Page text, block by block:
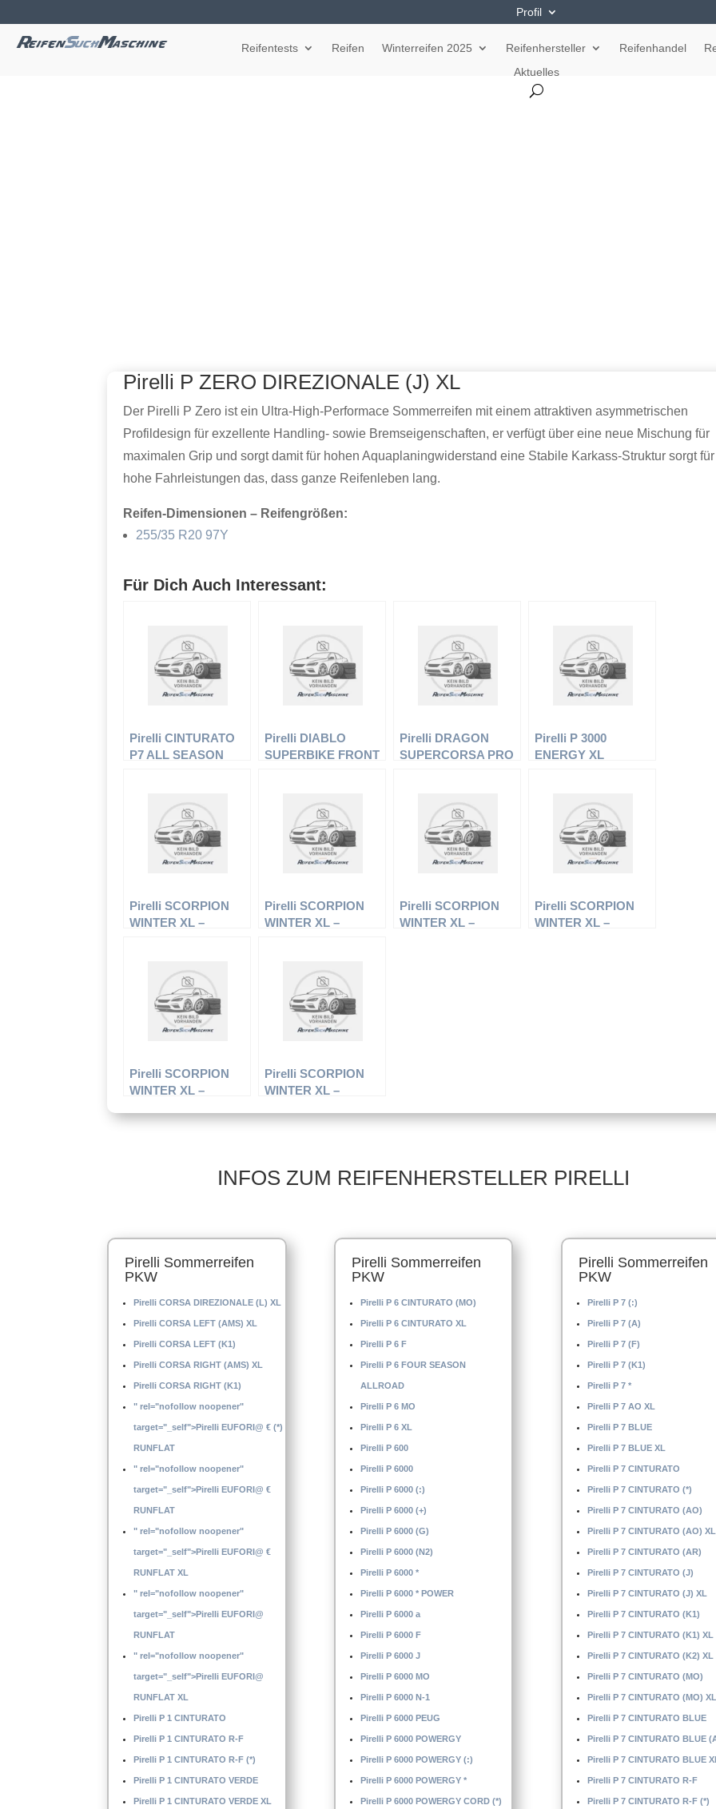
Profil
Reifentests Reifen Winterreifen 2025 Reifenhersteller Reifenhandel
Aktuelles
Pirelli P ZERO DIREZIONALE (J) XL
Der Pirelli P Zero ist ein Ultra-High-Performace Sommerreifen mit einem attraktiven asymmetrischen
Profildesign für exzellente Handling- sowie Bremseigenschaften, er verfügt über eine neue Mischung für
maximalen Grip und sorgt damit für hohen Aquaplaningwiderstand eine Stabile Karkass-Struktur sorgt für
hohe Fahrleistungen das, dass ganze Reifenleben lang.
Reifen-Dimensionen – Reifengrößen:
255/35 R20 97Y
Für Dich Auch Interessant:
Pirelli CINTURATO
P7 ALL SEASON
Pirelli DIABLO
SUPERBIKE FRONT
Pirelli DRAGON
SUPERCORSA PRO
Pirelli P 3000
ENERGY XL
Pirelli SCORPION
WINTER XL –
Winterreifen
Pirelli SCORPION
WINTER XL –
Winterreifen
Pirelli SCORPION
WINTER XL –
Pirelli SCORPION
WINTER XL –
Pirelli SCORPION
WINTER XL –
255/40 R19 100 H –
Pirelli SCORPION
WINTER XL –
265/40 R21 105V –
INFOS ZUM REIFENHERSTELLER PIRELLI
Pirelli Sommerreifen
PKW
Pirelli CORSA DIREZIONALE (L) XL
Pirelli CORSA LEFT (AMS) XL
Pirelli CORSA LEFT (K1)
Pirelli CORSA RIGHT (AMS) XL
Pirelli CORSA RIGHT (K1)
" rel="nofollow noopener"
target="_self">Pirelli EUFORI@ € (*)
RUNFLAT
" rel="nofollow noopener"
target="_self">Pirelli EUFORI@ €
RUNFLAT
" rel="nofollow noopener"
target="_self">Pirelli EUFORI@ €
RUNFLAT XL
" rel="nofollow noopener"
target="_self">Pirelli EUFORI@
RUNFLAT
" rel="nofollow noopener"
target="_self">Pirelli EUFORI@
RUNFLAT XL
Pirelli P 1 CINTURATO
Pirelli P 1 CINTURATO R-F
Pirelli P 1 CINTURATO R-F (*)
Pirelli P 1 CINTURATO VERDE
Pirelli P 1 CINTURATO VERDE XL
Pirelli Sommerreifen
PKW
Pirelli P 6 CINTURATO (MO)
Pirelli P 6 CINTURATO XL
Pirelli P 6 F
Pirelli P 6 FOUR SEASON
ALLROAD
Pirelli P 6 MO
Pirelli P 6 XL
Pirelli P 600
Pirelli P 6000
Pirelli P 6000 (:)
Pirelli P 6000 (+)
Pirelli P 6000 (G)
Pirelli P 6000 (N2)
Pirelli P 6000 *
Pirelli P 6000 * POWER
Pirelli P 6000 a
Pirelli P 6000 F
Pirelli P 6000 J
Pirelli P 6000 MO
Pirelli P 6000 N-1
Pirelli P 6000 PEUG
Pirelli P 6000 POWERGY
Pirelli P 6000 POWERGY (:)
Pirelli P 6000 POWERGY *
Pirelli P 6000 POWERGY CORD (*)
Pirelli Sommerreifen
PKW
Pirelli P 7 (:)
Pirelli P 7 (A)
Pirelli P 7 (F)
Pirelli P 7 (K1)
Pirelli P 7 *
Pirelli P 7 AO XL
Pirelli P 7 BLUE
Pirelli P 7 BLUE XL
Pirelli P 7 CINTURATO
Pirelli P 7 CINTURATO (*)
Pirelli P 7 CINTURATO (AO)
Pirelli P 7 CINTURATO (AO) XL
Pirelli P 7 CINTURATO (AR)
Pirelli P 7 CINTURATO (J)
Pirelli P 7 CINTURATO (J) XL
Pirelli P 7 CINTURATO (K1)
Pirelli P 7 CINTURATO (K1) XL
Pirelli P 7 CINTURATO (K2) XL
Pirelli P 7 CINTURATO (MO)
Pirelli P 7 CINTURATO (MO) XL
Pirelli P 7 CINTURATO BLUE
Pirelli P 7 CINTURATO BLUE
Pirelli P 7 CINTURATO BLUE
Pirelli P 7 CINTURATO R-F
Pirelli P 7 CINTURATO R-F (*)